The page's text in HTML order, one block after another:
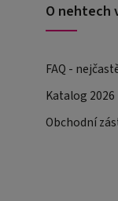
O nehtech
FAQ -
Katalog 2026
Obchodní